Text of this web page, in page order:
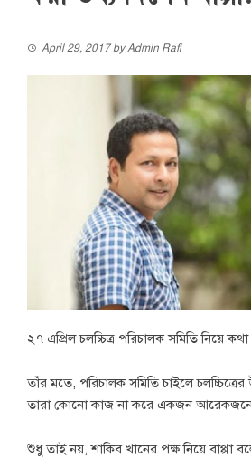
April 29, 2017byAdmin Rafi
২৭ এপ্রিল চলচ্চিত্র পরিচালক সমিতি নিয়ে
তাঁর মতে, পরিচালক সমিতি চাইলে চলচ্চিত্রের
তারা কোনো কাজ না করে একজন
শুধু তাই নয়, শাকিব খানের পক্ষ নিয়ে বাপ্পা